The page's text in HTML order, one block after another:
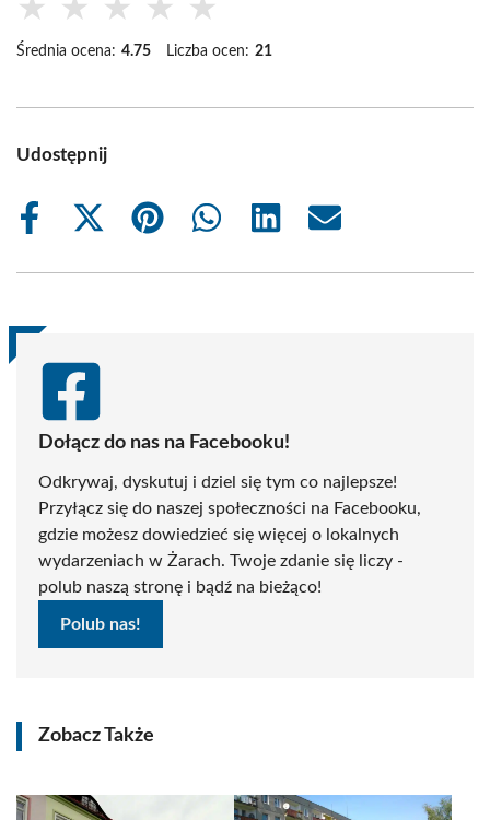
★ ★ ★ ★ ★
Średnia ocena: 4.75 Liczba ocen: 21
Udostępnij
Share
Share
(Twitter)
Share
Share
Share
Share
Dołącz do nas na Facebooku!
Odkrywaj, dyskutuj i dziel się tym co najlepsze!
Przyłącz się do naszej społeczności na Facebooku,
gdzie możesz dowiedzieć się więcej o lokalnych
wydarzeniach w Żarach. Twoje zdanie się liczy -
polub naszą stronę i bądź na bieżąco!
Polub nas!
Zobacz Także